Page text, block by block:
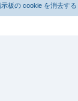
示板の cookie を消去する